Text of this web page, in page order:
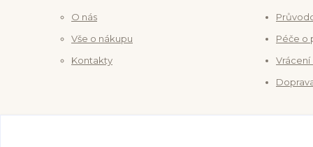
O nás
Vše o nákupu
Kontakty
Péče o